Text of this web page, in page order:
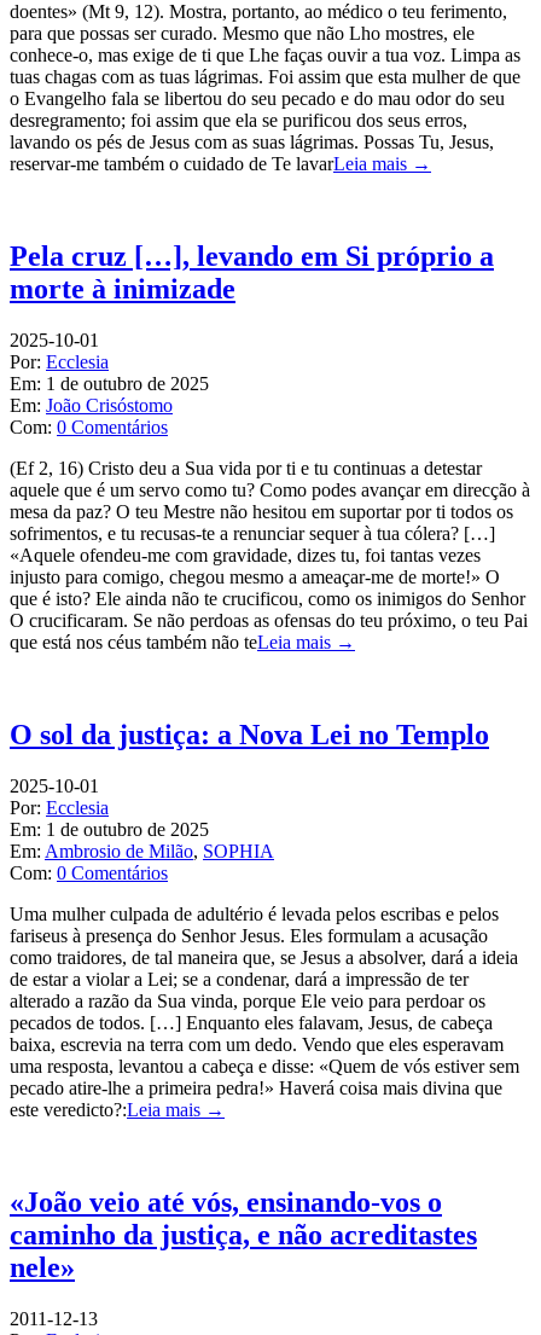
doentes» (Mt 9, 12). Mostra, portanto, ao médico o teu ferimento,
para que possas ser curado. Mesmo que não Lho mostres, ele
conhece-o, mas exige de ti que Lhe faças ouvir a tua voz. Limpa as
tuas chagas com as tuas lágrimas. Foi assim que esta mulher de que
o Evangelho fala se libertou do seu pecado e do mau odor do seu
desregramento; foi assim que ela se purificou dos seus erros,
lavando os pés de Jesus com as suas lágrimas. Possas Tu, Jesus,
reservar-me também o cuidado de Te lavarLeia mais →
Pela cruz […], levando em Si próprio a
morte à inimizade
2025-10-01
Por: Ecclesia
Em: 1 de outubro de 2025
Em: João Crisóstomo
Com: 0 Comentários
(Ef 2, 16) Cristo deu a Sua vida por ti e tu continuas a detestar
aquele que é um servo como tu? Como podes avançar em direcção à
mesa da paz? O teu Mestre não hesitou em suportar por ti todos os
sofrimentos, e tu recusas-te a renunciar sequer à tua cólera? […]
«Aquele ofendeu-me com gravidade, dizes tu, foi tantas vezes
injusto para comigo, chegou mesmo a ameaçar-me de morte!» O
que é isto? Ele ainda não te crucificou, como os inimigos do Senhor
O crucificaram. Se não perdoas as ofensas do teu próximo, o teu Pai
que está nos céus também não teLeia mais →
O sol da justiça: a Nova Lei no Templo
2025-10-01
Por: Ecclesia
Em: 1 de outubro de 2025
Em: Ambrosio de Milão, SOPHIA
Com: 0 Comentários
Uma mulher culpada de adultério é levada pelos escribas e pelos
fariseus à presença do Senhor Jesus. Eles formulam a acusação
como traidores, de tal maneira que, se Jesus a absolver, dará a ideia
de estar a violar a Lei; se a condenar, dará a impressão de ter
alterado a razão da Sua vinda, porque Ele veio para perdoar os
pecados de todos. […] Enquanto eles falavam, Jesus, de cabeça
baixa, escrevia na terra com um dedo. Vendo que eles esperavam
uma resposta, levantou a cabeça e disse: «Quem de vós estiver sem
pecado atire-lhe a primeira pedra!» Haverá coisa mais divina que
este veredicto?:Leia mais →
«João veio até vós, ensinando-vos o
caminho da justiça, e não acreditastes
nele»
2011-12-13